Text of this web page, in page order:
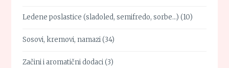
Ledene poslastice (sladoled, semifredo, sorbe…) (10)
Sosovi, kremovi, namazi(34)
Začini i aromatični dodaci(3)